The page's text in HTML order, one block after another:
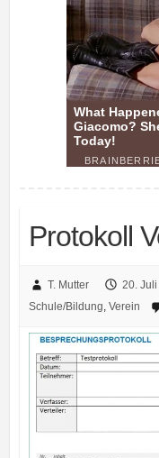
Protokoll
T. Mutter 20.
Schule/Bildung, Verein